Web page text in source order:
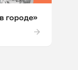
городе»